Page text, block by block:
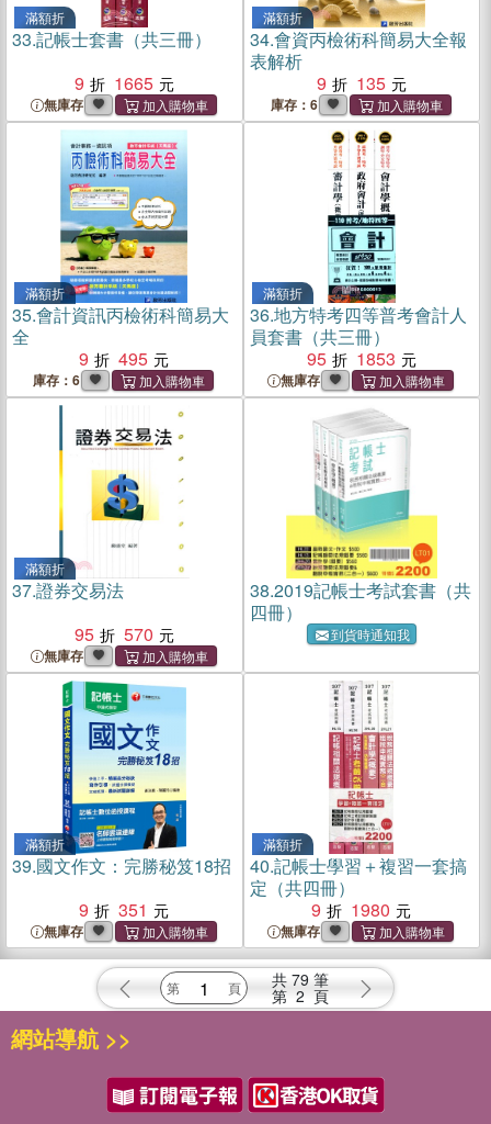
滿額折
33.記帳士套書（共三冊）
9
1665
無庫存
滿額折
34.會資丙檢術科簡易大全報
表解析
9
135
庫存：6
滿額折
35.會計資訊丙檢術科簡易大
全
9
495
庫存：6
滿額折
36.地方特考四等普考會計人
員套書（共三冊）
95
1853
無庫存
滿額折
37.證券交易法
95
570
無庫存
38.2019記帳士考試套書（共
四冊）
到貨時通知我
滿額折
39.國文作文：完勝秘笈18招
9
351
無庫存
滿額折
40.記帳士學習＋複習一套搞
定（共四冊）
9
1980
無庫存
共 79 筆
第 2 頁
網站導航 >>